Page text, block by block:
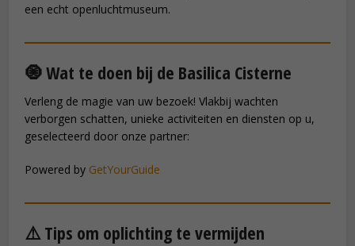
een echt openluchtmuseum.
🧿 Wat te doen bij de Basilica Cisterne
Verleng de magie van uw bezoek! Vlakbij wachten
verborgen schatten, unieke activiteiten en diensten op u,
geselecteerd door onze partner:
Powered by GetYourGuide
⚠️ Tips om oplichting te vermijden